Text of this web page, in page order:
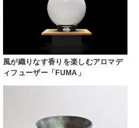
風が織りなす香りを楽しむアロマデ
ィフューザー「FUMA」